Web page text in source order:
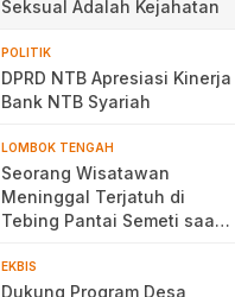
Seksual Adalah Kejahatan
POLITIK
DPRD NTB Apresiasi Kinerja
Bank NTB Syariah
LOMBOK TENGAH
Seorang Wisatawan
Meninggal Terjatuh di
Tebing Pantai Semeti saat
EKBIS
Dukung Program Desa